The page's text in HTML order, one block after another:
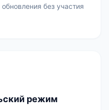
без участия
режим